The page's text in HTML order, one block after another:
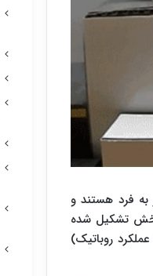
به فرد هستند و
بخش تشکیل شده
روباتیک)